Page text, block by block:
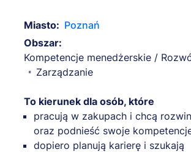
Miasto: Poznań
Obszar:
Kompetencje menedżerskie /
Zarządzanie
To kierunek dla osób, które
pracują w zakupach i chcą
oraz podnieść swoje
dopiero planują karierę i szukają